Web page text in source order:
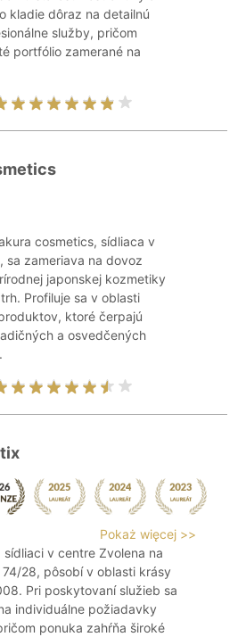
kladie dôraz na detailnú
služby, pričom
portfólio zamerané na
cosmetics, sídliaca v
sa zameriava na dovoz
japonskej kozmetiky
Profiluje sa v oblasti
ktoré čerpajú
a osvedčených
Pokaż więcej >>
sídliaci v centre Zvolena na
74/28, pôsobí v oblasti krásy
Pri poskytovaní služieb sa
individuálne požiadavky
ponuka zahŕňa široké